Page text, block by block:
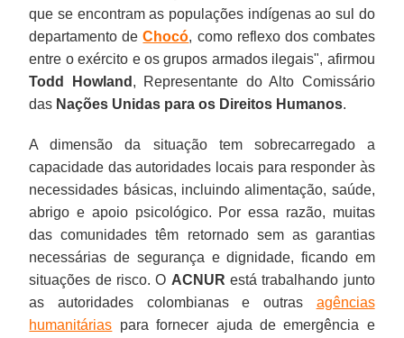
que se encontram as populações indígenas ao sul do
departamento deChocó, como reflexo dos combates
entre o exército e os grupos armados ilegais", afirmou
Todd Howland , Representante do Alto Comissário
das Nações Unidas para os Direitos Humanos.
A dimensão da situação tem sobrecarregado a
capacidade das autoridades locais para responder às
necessidades básicas, incluindo alimentação, saúde,
abrigo e apoio psicológico. Por essa razão, muitas
das comunidades têm retornado sem as garantias
necessárias de segurança e dignidade, ficando em
situações de risco. O ACNUR está trabalhando junto
as autoridades colombianas e outras agências
humanitárias para fornecer ajuda de emergência e